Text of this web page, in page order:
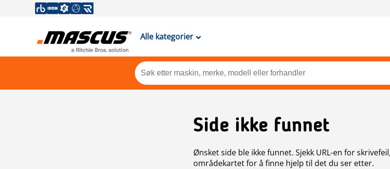
Alle kategorier
Side ikke funnet
Ønsket side ble ikke funnet. Sjekk URL-en for
områdekartet for å finne hjelp til det du ser etter.